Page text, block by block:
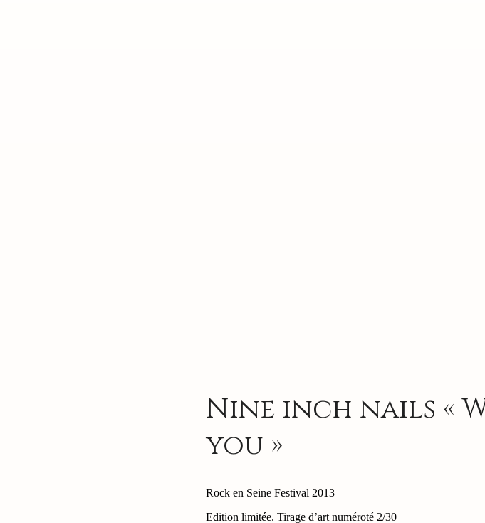
Nine inch nails «
you »
Rock en Seine Festival 2013
Edition limitée. Tirage d’art numéroté 2/30